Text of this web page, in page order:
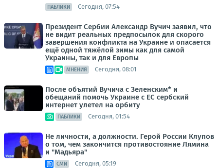
ПАБЛИКИ Сегодня, 07:54
Президент Сербии Александр Вучич заявил, что
не видит реальных предпосылок для скорого
завершения конфликта на Украине и опасается
ещё одной тяжёлой зимы как для самой
Украины, так и для Европы
МНЕНИЯ Сегодня, 08:01
После объятий Вучича с Зеленским* и
обещаний помочь Украине с ЕС сербский
интернет улетел на орбиту
ПАБЛИКИ Сегодня, 01:54
Не личности, а должности. Герой России Клупов
о том, чем закончится противостояние Лямина
и "Мадьяра"
СМИ Сегодня, 05:19